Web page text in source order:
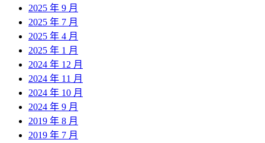
2025 年 9 月
2025 年 7 月
2025 年 4 月
2025 年 1 月
2024 年 12 月
2024 年 11 月
2024 年 10 月
2024 年 9 月
2019 年 8 月
2019 年 7 月